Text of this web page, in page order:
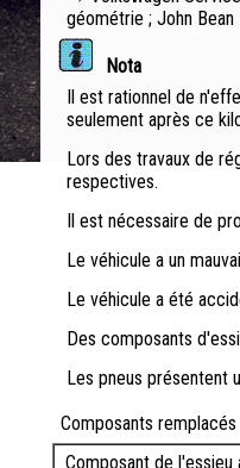
géométrie ; John Bean
Nota
Il est rationnel de
seulement après ce
Lors des travaux de
respectives.
Il est nécessaire de
Le véhicule a un
Le véhicule a été
Des composants
Les pneus présentent
Composants remplacés
Composant de l'essieu